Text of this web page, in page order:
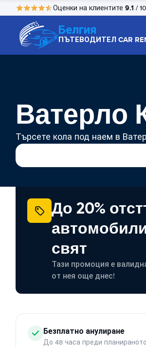
Оценки на клиентите 9.1 / 10
Белгия
ПЪТЕВОДИТЕЛ CAR
Ватерло
Търсете кола под наем в
До 20%
свят
Тази промоция е
от нея още днес!
Безплатно анулиране
До 48 часа преди